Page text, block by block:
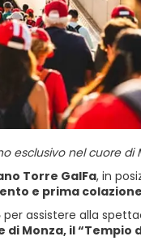
esclusivo nel cuore di
Torre GalFa, in
e prima colazione
per assistere alla
Monza, il “Tempio